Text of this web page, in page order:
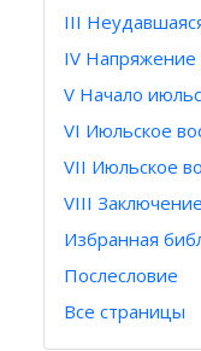
III
IV Напряжение
V Начало
VI Июльское
VII Июльское
VIII
Избранная
Послесловие
Все страницы